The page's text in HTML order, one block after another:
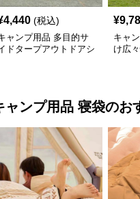
4,440 (税込)
ャンプ用品 多目的サ
ドタープアウトドアシ
¥
キャ
け広
ャンプ用品 寝袋のお